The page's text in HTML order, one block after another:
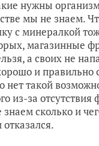
нужны
мы не знаем.
с минералкой
магазинные
а своих не
и правильно
нет такой
из-за отсутствия
сколько и